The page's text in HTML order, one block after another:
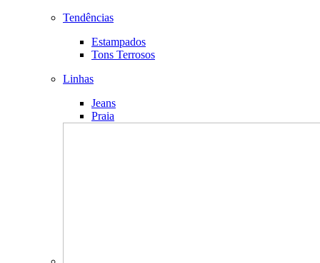
Tendências
Estampados
Tons Terrosos
Linhas
Jeans
Praia